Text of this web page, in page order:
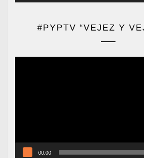
#PYPTV “VEJEZ Y
00:00